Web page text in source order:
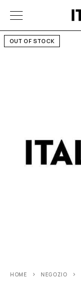
OUT OF STOCK
HOME NEGOZIO